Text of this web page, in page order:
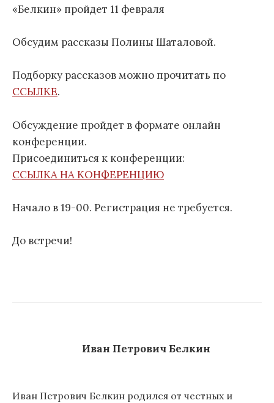
«Белкин» пройдет 11 февраля
Обсудим рассказы Полины Шаталовой.
Подборку рассказов можно прочитать по
ССЫЛКЕ.
Обсуждение пройдет в формате онлайн
конференции.
Присоединиться к конференции:
ССЫЛКА НА КОНФЕРЕНЦИЮ
Начало в 19-00. Регистрация не требуется.
До встречи!
Иван Петрович Белкин
Иван Петрович Белкин родился от честных и